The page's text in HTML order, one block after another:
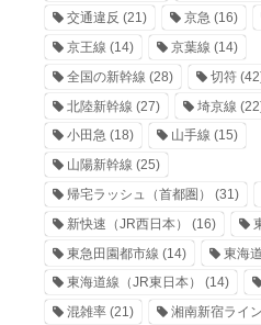
交通違反 (21) 京急 (16)
京王線 (14) 京葉線 (14)
全国の新幹線 (28) 切符
北陸新幹線 (27) 埼京線
小田急 (18) 山手線 (15)
山陽新幹線 (25)
帰宅ラッシュ（首都圏）
(31)
新快速（JR西日本）
(16)
東急田園都市線 (14) 東海
東海道線（JR東日本）
(14)
混雑率 (21) 湘南新宿ライン